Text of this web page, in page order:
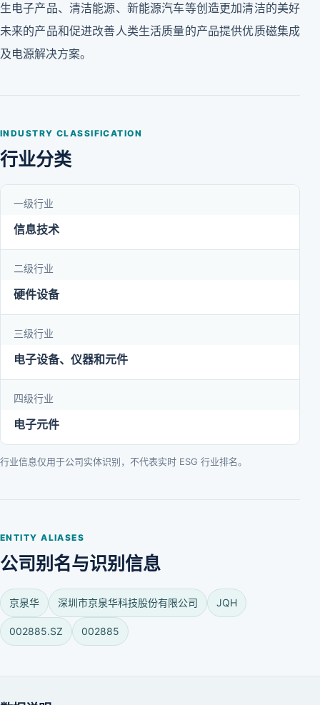
生电子产品、清洁能源、新能源汽车等创造更加清洁的美好
未来的产品和促进改善人类生活质量的产品提供优质磁集成
及电源解决方案。
INDUSTRY CLASSIFICATION
行业分类
一级行业
信息技术
二级行业
硬件设备
三级行业
电子设备、仪器和元件
四级行业
电子元件
行业信息仅用于公司实体识别，不代表实时 ESG 行业排名。
ENTITY ALIASES
公司别名与识别信息
京泉华 深圳市京泉华科技股份有限公司 JQH
002885.SZ 002885